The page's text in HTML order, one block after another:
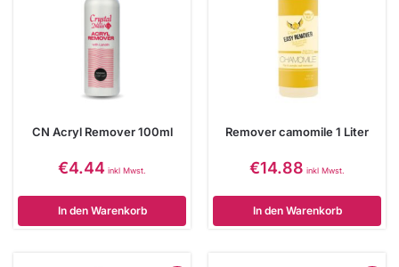
CN Acryl Remover 100ml
€4.44 inkl Mwst.
In den Warenkorb
Remover camomile 1 Liter
€14.88 inkl Mwst.
In den Warenkorb